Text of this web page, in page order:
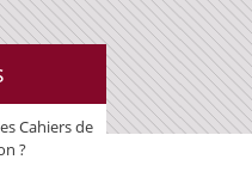
Cahiers de
?